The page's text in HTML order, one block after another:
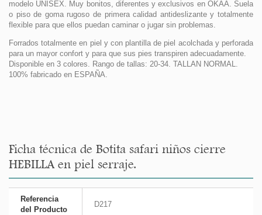
modelo UNISEX. Muy bonitos, diferentes y exclusivos en OKAA. Suela
o piso de goma rugoso de primera calidad antideslizante y totalmente
flexible para que ellos puedan caminar o jugar sin problemas.
Forrados totalmente en piel y con plantilla de piel acolchada y perforada
para un mayor confort y para que sus pies transpiren adecuadamente.
Disponible en 3 colores. Rango de tallas: 20-34. TALLAN NORMAL.
100% fabricado en ESPAÑA.
Ficha técnica de Botita safari niños cierre
HEBILLA en piel serraje.
Referencia
del Producto
D217